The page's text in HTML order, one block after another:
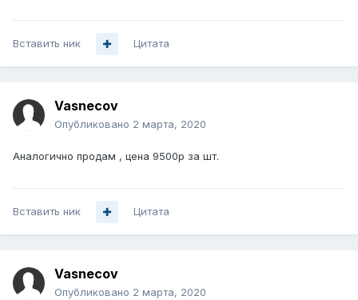
Вставить ник Цитата
Vasnecov
Опубликовано 2 марта, 2020
Аналогично продам , цена 9500р за шт.
Вставить ник Цитата
Vasnecov
Опубликовано 2 марта, 2020